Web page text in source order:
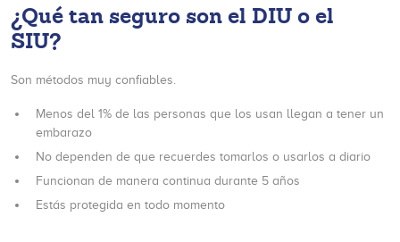
¿Qué tan seguro son el DIU o el
SIU?
Son métodos muy confiables.
Menos del 1% de las personas que los usan llegan a tener un
embarazo
No dependen de que recuerdes tomarlos o usarlos a diario
Funcionan de manera continua durante 5 años
Estás protegida en todo momento